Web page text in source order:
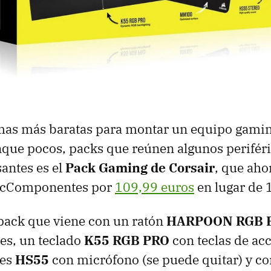
más baratas para montar un equipo
pocos, packs que reúnen algunos
es elPack Gaming de Corsair, que
por 109,99 euros en lugar de
que viene con un ratónHARPOON RGB
un teclado K55 RGB PRO con teclas de
HS55 con micrófono (se puede quitar) y